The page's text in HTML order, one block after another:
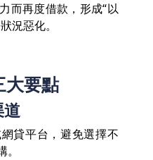
而再度借款，形成“以
況惡化。
大要點
道
貸平台，避免選擇不